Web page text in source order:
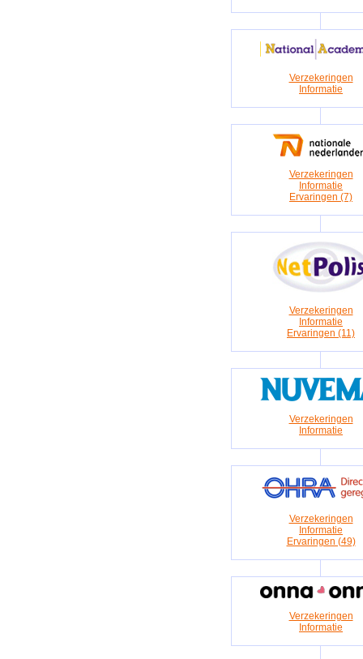
Verzekeringen
Informatie
Verzekeringen
Informatie
Ervaringen (7)
Verzekeringen
Informatie
Ervaringen (11)
Verzekeringen
Informatie
Verzekeringen
Informatie
Ervaringen (49)
Verzekeringen
Informatie